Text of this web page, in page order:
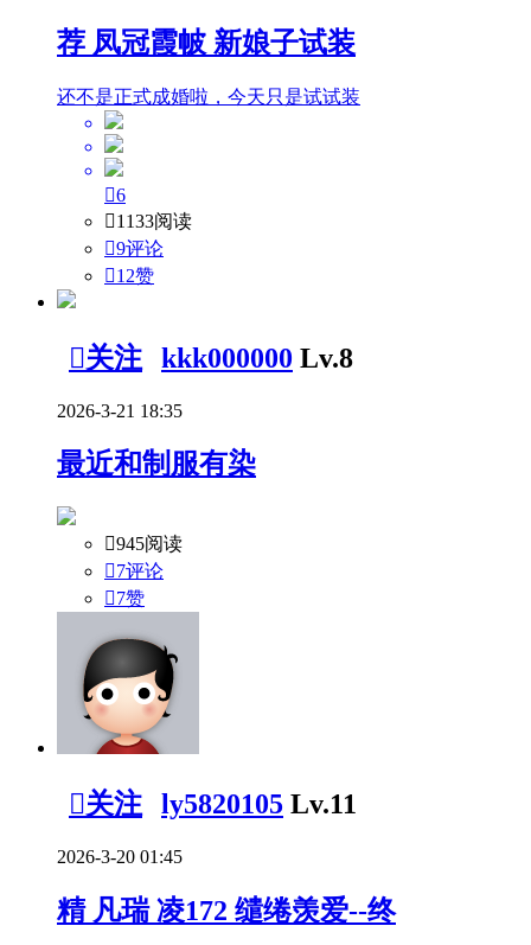
荐 凤冠霞帔 新娘子试装
还不是正式成婚啦，今天只是试试装
6
1133阅读
9评论
12赞
关注 kkk000000 Lv.8
2026-3-21 18:35
最近和制服有染
945阅读
7评论
7赞
关注 ly5820105 Lv.11
2026-3-20 01:45
精凡瑞 凌172 缱绻羡爱--终